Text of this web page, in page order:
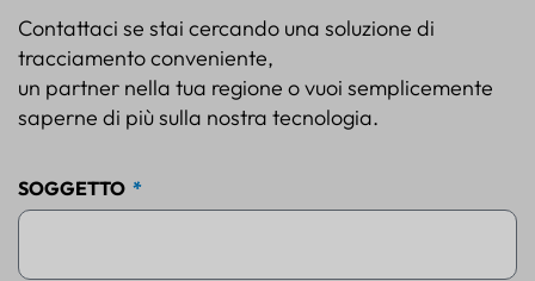
Contattaci se stai cercando una soluzione di
tracciamento conveniente,
un partner nella tua regione o vuoi semplicemente
saperne di più sulla nostra tecnologia.
SOGGETTO